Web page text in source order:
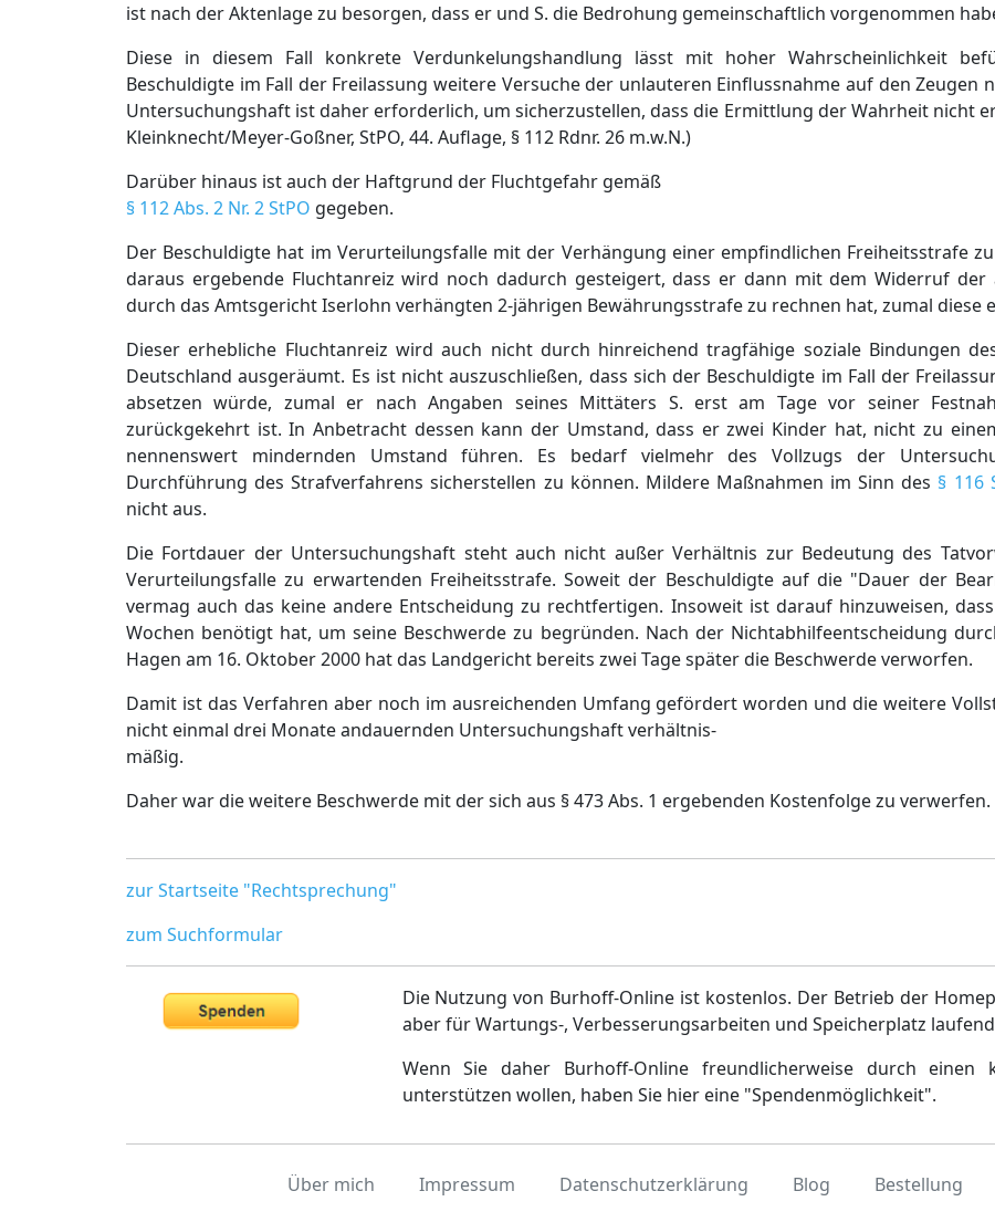
ist nach der Aktenlage zu besorgen, dass er und S. die Bedrohung gemeinschaftlich vorgenommen
Diese in diesem Fall konkrete Verdunkelungshandlung lässt mit hoher Wahrscheinlichkeit
Beschuldigte im Fall der Freilassung weitere Versuche der unlauteren Einflussnahme auf den Zeugen
Untersuchungshaft ist daher erforderlich, um sicherzustellen, dass die Ermittlung der Wahrheit nicht
Kleinknecht/Meyer-Goßner, StPO, 44. Auflage, § 112 Rdnr. 26 m.w.N.)
Darüber hinaus ist auch der Haftgrund der Fluchtgefahr gemäß
§ 112 Abs. 2 Nr. 2 StPO gegeben.
Der Beschuldigte hat im Verurteilungsfalle mit der Verhängung einer empfindlichen Freiheitsstrafe
daraus ergebende Fluchtanreiz wird noch dadurch gesteigert, dass er dann mit dem Widerruf der
durch das Amtsgericht Iserlohn verhängten 2-jährigen Bewährungsstrafe zu rechnen hat, zumal diese
Dieser erhebliche Fluchtanreiz wird auch nicht durch hinreichend tragfähige soziale Bindungen
Deutschland ausgeräumt. Es ist nicht auszuschließen, dass sich der Beschuldigte im Fall der
absetzen würde, zumal er nach Angaben seines Mittäters S. erst am Tage vor seiner
zurückgekehrt ist. In Anbetracht dessen kann der Umstand, dass er zwei Kinder hat, nicht zu
nennenswert mindernden Umstand führen. Es bedarf vielmehr des Vollzugs der
Durchführung des Strafverfahrens sicherstellen zu können. Mildere Maßnahmen im Sinn des § 116
nicht aus.
Die Fortdauer der Untersuchungshaft steht auch nicht außer Verhältnis zur Bedeutung des
Verurteilungsfalle zu erwartenden Freiheitsstrafe. Soweit der Beschuldigte auf die "Dauer der
vermag auch das keine andere Entscheidung zu rechtfertigen. Insoweit ist darauf hinzuweisen,
Wochen benötigt hat, um seine Beschwerde zu begründen. Nach der Nichtabhilfeentscheidung
Hagen am 16. Oktober 2000 hat das Landgericht bereits zwei Tage später die Beschwerde verworfen.
Damit ist das Verfahren aber noch im ausreichenden Umfang gefördert worden und die weitere
nicht einmal drei Monate andauernden Untersuchungshaft verhältnis-
mäßig.
Daher war die weitere Beschwerde mit der sich aus § 473 Abs. 1 ergebenden Kostenfolge zu verwerfen.
zur Startseite "Rechtsprechung"
zum Suchformular
Die Nutzung von Burhoff-Online ist kostenlos. Der Betrieb der
aber für Wartungs-, Verbesserungsarbeiten und Speicherplatz
Wenn Sie daher Burhoff-Online freundlicherweise durch einen
unterstützen wollen, haben Sie hier eine "Spendenmöglichkeit".
Über mich Impressum Datenschutzerklärung Blog Bestellung